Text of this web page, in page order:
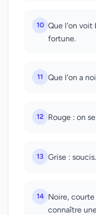
10 Que l'on voit
fortune.
11 Que l'on a
12 Rouge : on
13 Grise : soucis.
14 Noire,
connaître